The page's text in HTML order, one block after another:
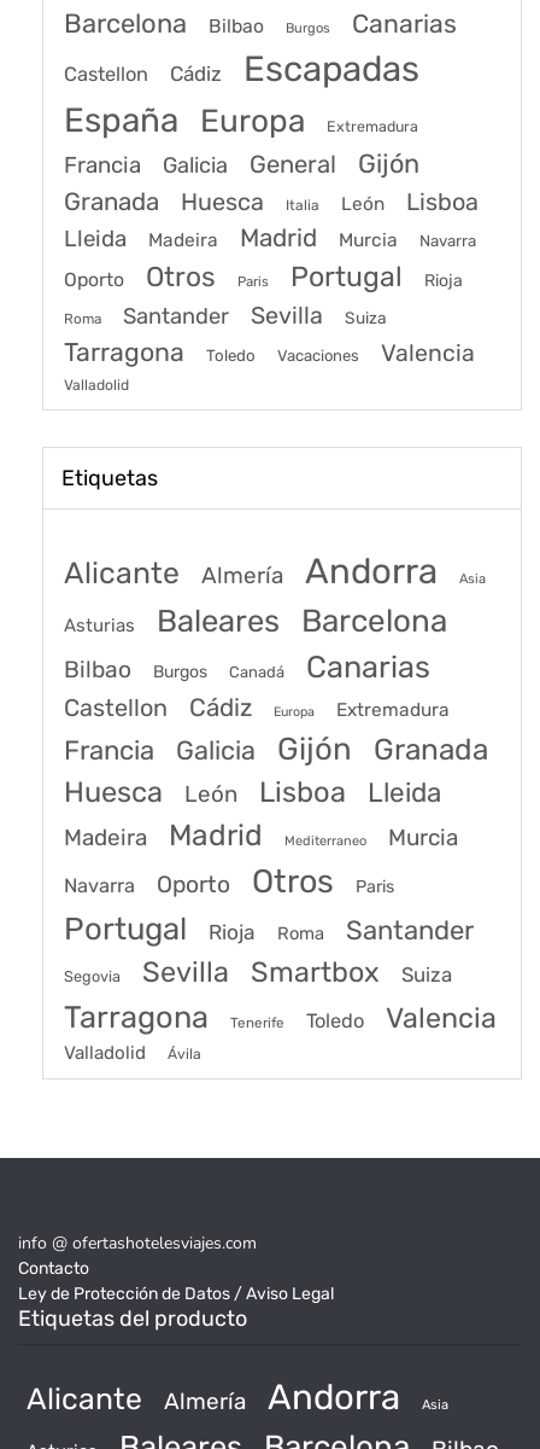
Barcelona Bilbao Burgos Canarias
Castellon Cádiz Escapadas
España Europa Extremadura
Francia Galicia General Gijón
Granada Huesca Italia León Lisboa
Lleida Madeira Madrid Murcia Navarra
Oporto Otros Paris Portugal Rioja
Roma Santander Sevilla Suiza
Tarragona Toledo Vacaciones Valencia
Valladolid
Etiquetas
Alicante Almería Andorra Asia
Asturias Baleares Barcelona
Bilbao Burgos Canadá Canarias
Castellon Cádiz Europa Extremadura
Francia Galicia Gijón Granada
Huesca León Lisboa Lleida
Madeira Madrid Mediterraneo Murcia
Navarra Oporto Otros Paris
Portugal Rioja Roma Santander
Segovia Sevilla Smartbox Suiza
Tarragona Tenerife Toledo Valencia
Valladolid Ávila
info @ ofertashotelesviajes.com
Contacto
Ley de Protección de Datos / Aviso Legal
Etiquetas del producto
Alicante Almería Andorra Asia